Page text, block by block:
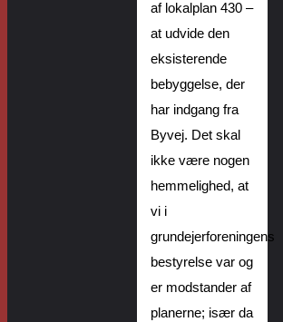
af lokalplan 430 –
at udvide den
eksisterende
bebyggelse, der
har indgang fra
Byvej. Det skal
ikke være nogen
hemmelighed, at
vi i
grundejerforeningens
bestyrelse var og
er modstander af
planerne; især da